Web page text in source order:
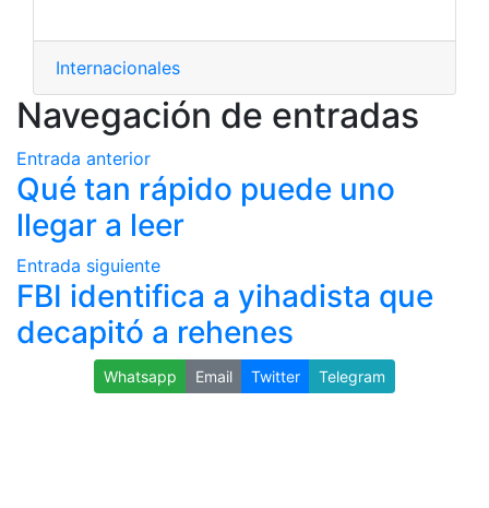
Internacionales
Navegación de entradas
Entrada anterior
Qué tan rápido puede uno
llegar a leer
Entrada siguiente
FBI identifica a yihadista que
decapitó a rehenes
Whatsapp Email Twitter Telegram